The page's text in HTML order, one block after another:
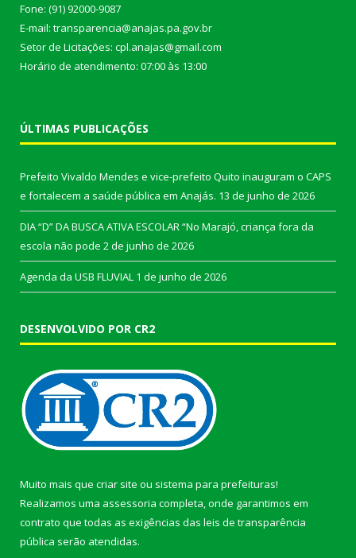
Fone: (91) 92000-9087
E-mail: transparencia@anajas.pa.gov.br
Setor de Licitações: cpl.anajas@gmail.com
Horário de atendimento: 07:00 às 13:00
ÚLTIMAS PUBLICAÇÕES
Prefeito Vivaldo Mendes e vice-prefeito Quito inauguram o CAPS
e fortalecem a saúde pública em Anajás. 13 de junho de 2026
DIA “D” DA BUSCA ATIVA ESCOLAR “No Marajó, criança fora da
escola não pode 2 de junho de 2026
Agenda da USB FLUVIAL 1 de junho de 2026
DESENVOLVIDO POR CR2
Muito mais que criar site ou sistema para prefeituras!
Realizamos uma assessoria completa, onde garantimos em
contrato que todas as exigências das leis de transparência
pública serão atendidas.